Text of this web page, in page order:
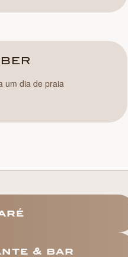
um dia de praia
& bar